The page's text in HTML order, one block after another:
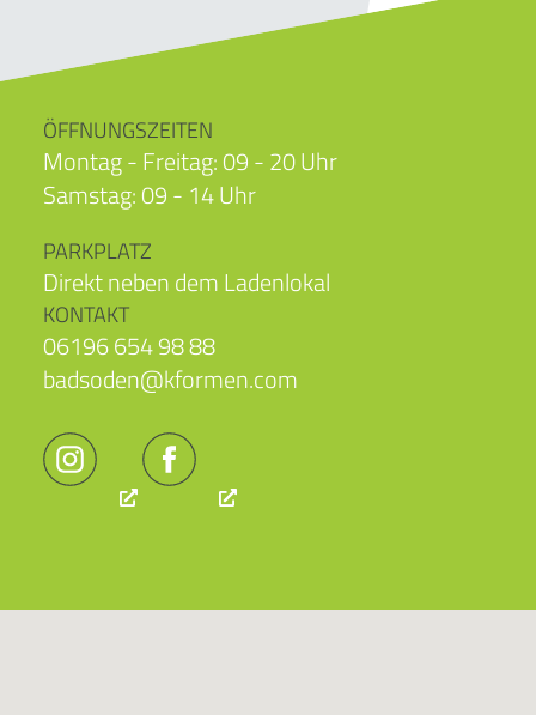
ÖFFNUNGSZEITEN
Montag - Freitag: 09 - 20 Uhr
Samstag: 09 - 14 Uhr
PARKPLATZ
Direkt neben dem Ladenlokal
KONTAKT
06196 654 98 88
badsoden@kformen.com